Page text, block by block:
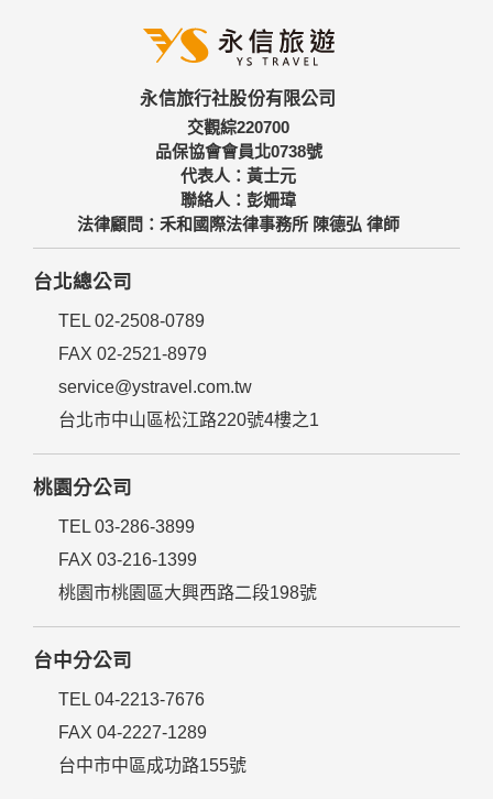
永信旅行社股份有限公司
交觀綜220700
品保協會會員北0738號
代表人：黃士元
聯絡人：彭姍瑋
法律顧問：禾和國際法律事務所 陳德弘 律師
台北總公司
TEL 02-2508-0789
FAX 02-2521-8979
service@ystravel.com.tw
台北市中山區松江路220號4樓之1
桃園分公司
TEL 03-286-3899
FAX 03-216-1399
桃園市桃園區大興西路二段198號
台中分公司
TEL 04-2213-7676
FAX 04-2227-1289
台中市中區成功路155號